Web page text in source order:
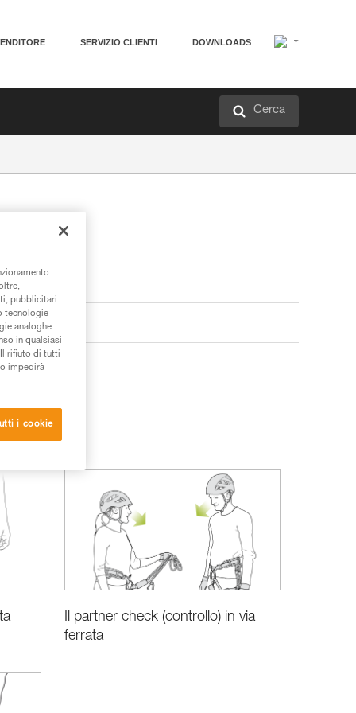
SERVIZIO CLIENTI DOWNLOADS
Cerca
Il partner check (controllo) in via
ferrata
pubblicitari
tecnologie
analoghe
in qualsiasi
rifiuto di tutti
impedirà
i cookie